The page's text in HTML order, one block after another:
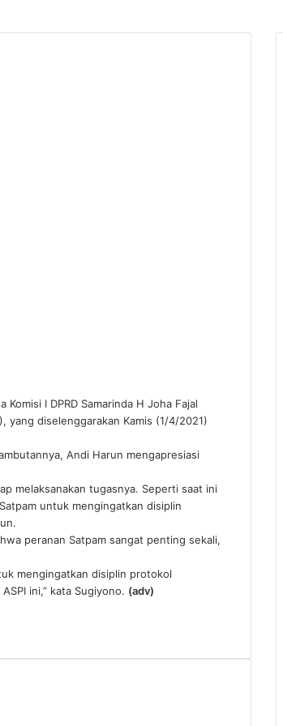
Komisi I DPRD Samarinda H Joha Fajal
yang diselenggarakan Kamis (1/4/2021)
Andi Harun mengapresiasi
melaksanakan tugasnya. Seperti saat ini
untuk mengingatkan disiplin
peranan Satpam sangat penting sekali,
mengingatkan disiplin protokol
ini,” kata Sugiyono. (adv)